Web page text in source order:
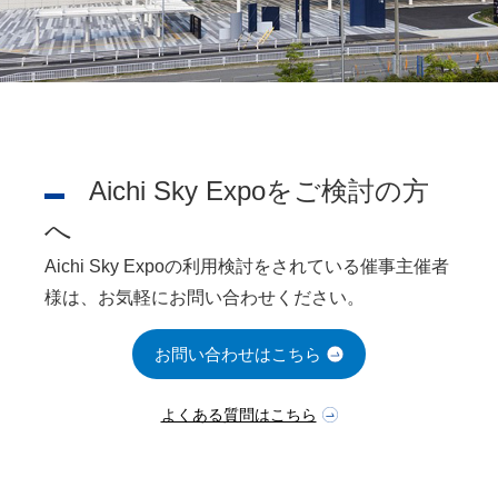
Aichi Sky Expoをご検討の方
へ
Aichi Sky Expoの利用検討をされている催事主催者
様は、お気軽にお問い合わせください。
お問い合わせはこちら
よくある質問はこちら